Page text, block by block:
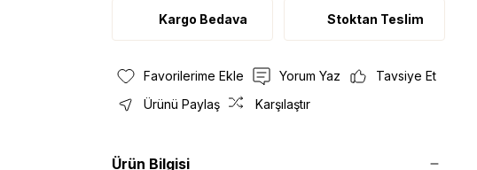
Kargo Bedava Stoktan Teslim
Yorum Yaz
Tavsiye Et
Ürünü Paylaş
Karşılaştır
Ürün Bilgisi